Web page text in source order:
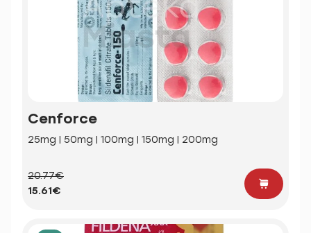
Cenforce
25mg | 50mg | 100mg | 150mg | 200mg
20.77€
15.61€